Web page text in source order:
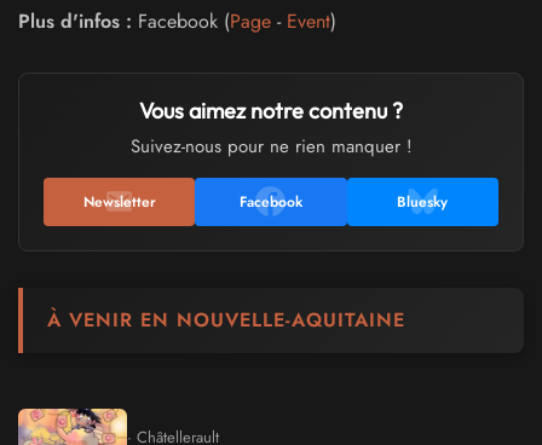
Plus d'infos : Facebook (Page - Event)
Vous aimez notre contenu ?
Suivez-nous pour ne rien manquer !
Newsletter Facebook Bluesky
À VENIR EN NOUVELLE-AQUITAINE
· Châtellerault